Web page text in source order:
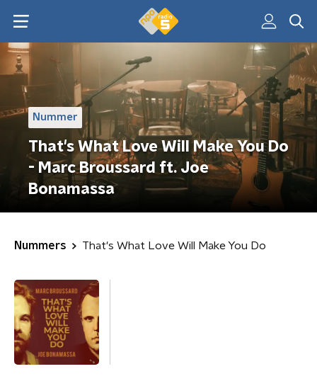
Nummer
That's What Love Will Make You Do
- Marc Broussard ft. Joe
Bonamassa
Nummers That's What Love Will Make You Do